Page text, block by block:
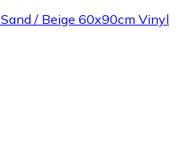
/ Beige 60x90cm Vinyl